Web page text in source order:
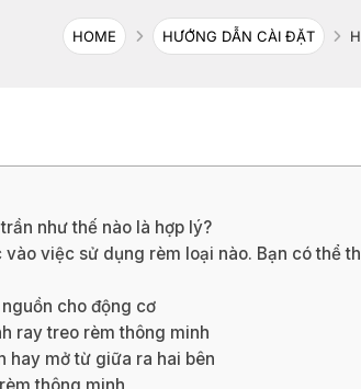
HOME HƯỚNG DẪN CÀI ĐẶT
như thế nào là hợp lý?
việc sử dụng rèm loại nào. Bạn có thể
cho động cơ
ray treo rèm thông minh
hay mở từ giữa ra hai bên
thông minh